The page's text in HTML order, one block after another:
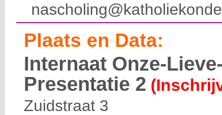
Plaats en Data:
Internaat Onze-
Presentatie 2
Zuidstraat 3